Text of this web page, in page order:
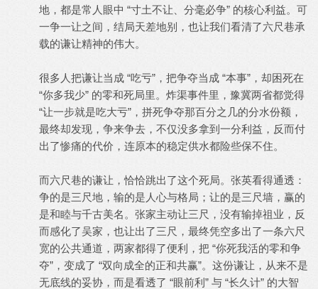
地，都是常人眼中 “寸土不让、分毫必争” 的核心利益。可
一争一让之间，结局天差地别，也让我们看清了六尺巷承
载的谦让精神的伟大。
很多人把谦让当成 “吃亏”，把争夺当成 “本事”，却困死在
“你多我少” 的零和死局里。炸渠事件里，豫冀两省都觉得
“让一步就是吃大亏”，拼死争夺那百分之几的分水份额，
最终却发现，争来争去，不仅没多拿到一分利益，反而付
出了惨痛的代价，连原本的稳定供水都险些保不住。
而六尺巷的谦让，恰恰跳出了这个死局。张英看得通透：
争的是三尺地，输的是人心与格局；让的是三尺墙，赢的
是和睦与千古美名。张家主动让三尺，没有输掉祖业，反
而感化了吴家，也让出了三尺，最终凭空多出了一条六尺
宽的公共通道，两家都得了便利，把 “你死我活的零和争
夺”，变成了 “双向成全的正和共赢”。这份谦让，从来不是
无底线的妥协，而是看透了 “眼前利” 与 “长久计” 的大智